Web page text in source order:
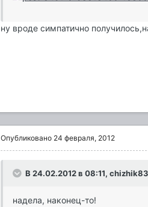
ну вроде симпатично
Опубликовано 24 февраля, 2012
В 24.02.2012 в 08:11,
надела, наконец-то!